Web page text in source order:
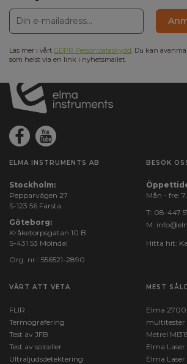
Anvendelsesområde:
Vedligehold,Kontrol,Fejlfinding
Display och indikering
Display:
Färgskärm
Hukommelse, ekstern
Ekstern:
Kommunikation
USB,Wi-Fi
Programvara:
Windows (inkl.)
Läs mer i vårt GDPR Persondataskydd. Du kan
som helst via en link i nyhetsmailet.
ELMA INSTRUMENTS AB
Stockholm:
Pepparvägen 27
S-123 56 Farsta
Göteborg:
Kråketorpsgatan 10 B
S-431 53 Mölndal
Org. nr.: 556521-2890
BESÖK
Mån - fre:
T: 08-447
M:
Hitta hit:
VÄRT ATT VETA
FLIR
Termografering
Test av JFB
Test av solceller
Ultraljudsdetektering
MEST
Elma
multitester
Metrel
Elma
Elma